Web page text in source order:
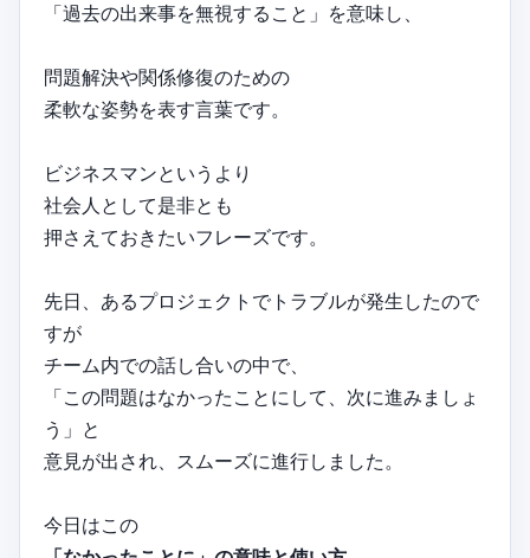
「過去の出来事を無視すること」を意味し、
問題解決や関係修復のための
柔軟な姿勢を表す言葉です。
ビジネスマンというより
社会人として是非とも
押さえておきたいフレーズです。
先日、あるプロジェクトでトラブルが発生したので
すが
チーム内での話し合いの中で、
「この問題はなかったことにして、次に進みましょ
う」と
意見が出され、スムーズに進行しました。
今日はこの